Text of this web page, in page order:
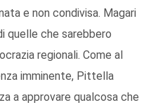
e non condivisa. Magari
quelle che sarebbero
regionali. Come al
imminente, Pittella
a approvare qualcosa che